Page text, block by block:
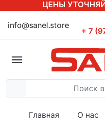
ЦЕНЫ
info@sanel.store
+ 7
Главная О нас